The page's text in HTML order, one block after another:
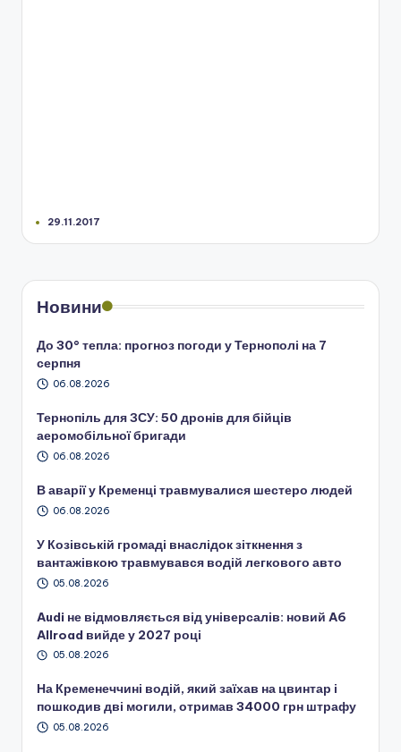
29.11.2017
Новини
До 30° тепла: прогноз погоди у Тернополі на 7
серпня
06.08.2026
Тернопіль для ЗСУ: 50 дронів для бійців
аеромобільної бригади
06.08.2026
В аварії у Кременці травмувалися шестеро людей
06.08.2026
У Козівській громаді внаслідок зіткнення з
вантажівкою травмувався водій легкового авто
05.08.2026
Audi не відмовляється від універсалів: новий A6
Allroad вийде у 2027 році
05.08.2026
На Кременеччині водій, який заїхав на цвинтар і
пошкодив дві могили, отримав 34000 грн штрафу
05.08.2026